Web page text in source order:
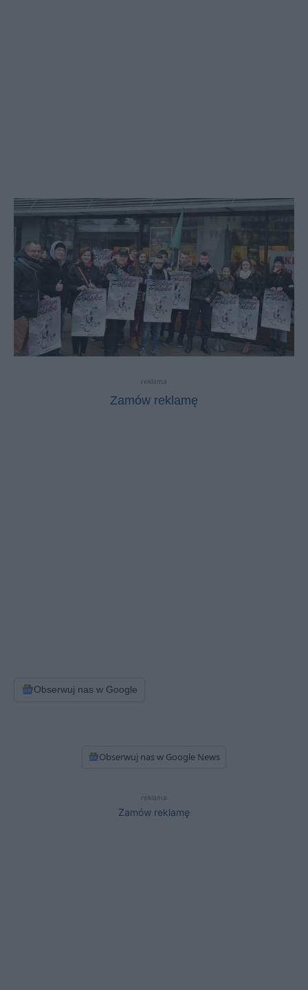
reklama
Zamów reklamę
Obserwuj nas w Google
Obserwuj nas w Google News
reklama
Zamów reklamę